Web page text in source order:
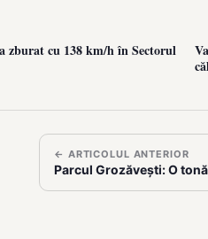
zburat cu 138 km/h în Sectorul
← ARTICOLUL ANTERIOR
Parcul Grozăvești: O